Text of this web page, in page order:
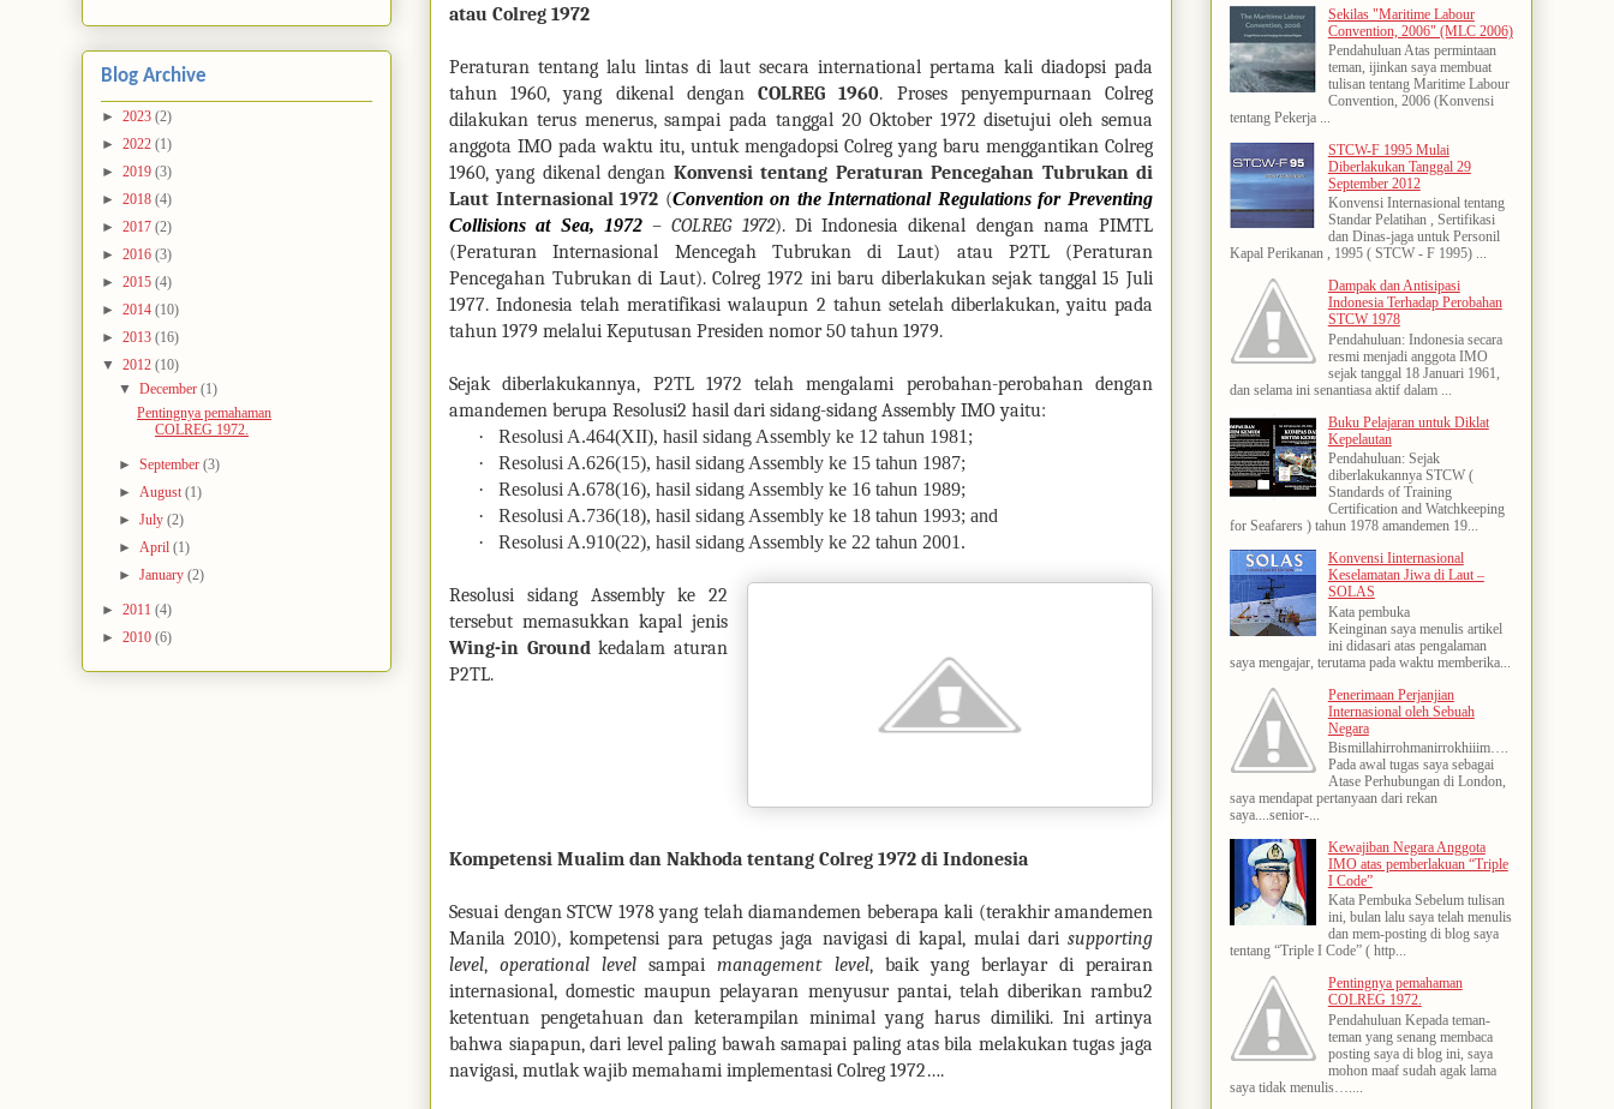
atau Colreg 1972
Peraturan tentang lalu lintas di laut secara international pertama kali diadopsi pada
tahun 1960, yang dikenal denganCOLREG 1960. Proses penyempurnaan Colreg
dilakukan terus menerus, sampai pada tanggal 20 Oktober 1972 disetujui oleh semua
anggota IMO pada waktu itu, untuk mengadopsi Colreg yang baru menggantikan Colreg
1960, yang dikenal dengan Konvensi tentang Peraturan Pencegahan Tubrukan di
Laut Internasional 1972 (Convention on the International Regulations for Preventing
Collisions at Sea, 1972 – COLREG 1972). Di Indonesia dikenal dengan nama PIMTL
(Peraturan Internasional Mencegah Tubrukan di Laut) atau P2TL (Peraturan
Pencegahan Tubrukan di Laut). Colreg 1972 ini baru diberlakukan sejak tanggal 15 Juli
1977. Indonesia telah meratifikasi walaupun 2 tahun setelah diberlakukan, yaitu pada
tahun 1979 melalui Keputusan Presiden nomor 50 tahun 1979.
Sejak diberlakukannya, P2TL 1972 telah mengalami perobahan-perobahan dengan
amandemen berupa Resolusi2 hasil dari sidang-sidang Assembly IMO yaitu:
·
Resolusi A.464(XII), hasil sidang Assembly ke 12 tahun 1981;
·
Resolusi A.626(15), hasil sidang Assembly ke 15 tahun 1987;
·
Resolusi A.678(16), hasil sidang Assembly ke 16 tahun 1989;
·
Resolusi A.736(18), hasil sidang Assembly ke 18 tahun 1993; and
·
Resolusi A.910(22), hasil sidang Assembly ke 22 tahun 2001.
Resolusi sidang Assembly ke 22
tersebut memasukkan kapal jenis
Wing-in Groundkedalam aturan
P2TL.
Kompetensi Mualim dan Nakhoda tentang Colreg 1972 di Indonesia
Sesuai dengan STCW 1978 yang telah diamandemen beberapa kali (terakhir amandemen
Manila 2010), kompetensi para petugas jaga navigasi di kapal, mulai dari supporting
level,operational level sampaimanagement level, baik yang berlayar di perairan
internasional, domestic maupun pelayaran menyusur pantai, telah diberikan rambu2
ketentuan pengetahuan dan keterampilan minimal yang harus dimiliki. Ini artinya
bahwa siapapun, dari level paling bawah samapai paling atas bila melakukan tugas jaga
navigasi, mutlak wajib memahami implementasi Colreg 1972….
Blog Archive
► 2023 (2)
► 2022 (1)
► 2019 (3)
► 2018 (4)
► 2017 (2)
► 2016 (3)
► 2015 (4)
► 2014 (10)
► 2013 (16)
▼ 2012 (10)
▼December(1)
Pentingnya pemahaman
COLREG 1972.
►September(3)
►August(1)
►July(2)
►April(1)
►January(2)
► 2011 (4)
► 2010 (6)
Sekilas "Maritime Labour
Convention, 2006" (MLC 2006)
Pendahuluan Atas permintaan
teman, ijinkan saya membuat
tulisan tentang Maritime Labour
Convention, 2006 (Konvensi
tentang Pekerja ...
STCW-F 1995 Mulai
Diberlakukan Tanggal 29
September 2012
Konvensi Internasional tentang
Standar Pelatihan , Sertifikasi
dan Dinas-jaga untuk Personil
Kapal Perikanan , 1995 ( STCW - F 1995) ...
Dampak dan Antisipasi
Indonesia Terhadap Perobahan
STCW 1978
Pendahuluan: Indonesia secara
resmi menjadi anggota IMO
sejak tanggal 18 Januari 1961,
dan selama ini senantiasa aktif dalam ...
Buku Pelajaran untuk Diklat
Kepelautan
Pendahuluan: Sejak
diberlakukannya STCW (
Standards of Training
Certification and Watchkeeping
for Seafarers ) tahun 1978 amandemen 19...
Konvensi Iinternasional
Keselamatan Jiwa di Laut –
SOLAS
Kata pembuka
Keinginan saya menulis artikel
ini didasari atas pengalaman
saya mengajar, terutama pada waktu memberika...
Penerimaan Perjanjian
Internasional oleh Sebuah
Negara
Bismillahirrohmanirrokhiiim….
Pada awal tugas saya sebagai
Atase Perhubungan di London,
saya mendapat pertanyaan dari rekan
saya....senior-...
Kewajiban Negara Anggota
IMO atas pemberlakuan “Triple
I Code”
Kata Pembuka Sebelum tulisan
ini, bulan lalu saya telah menulis
dan mem-posting di blog saya
tentang “Triple I Code” ( http...
Pentingnya pemahaman
COLREG 1972.
Pendahuluan Kepada teman-
teman yang senang membaca
posting saya di blog ini, saya
mohon maaf sudah agak lama
saya tidak menulis…....